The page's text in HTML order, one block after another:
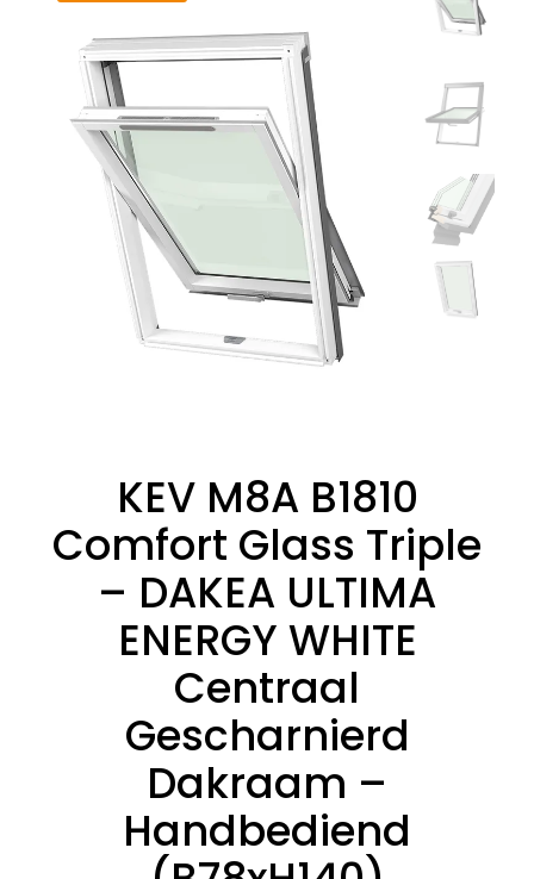
KEV M8A B1810
Comfort Glass Triple
– DAKEA ULTIMA
ENERGY WHITE
Centraal
Gescharnierd
Dakraam –
Handbediend